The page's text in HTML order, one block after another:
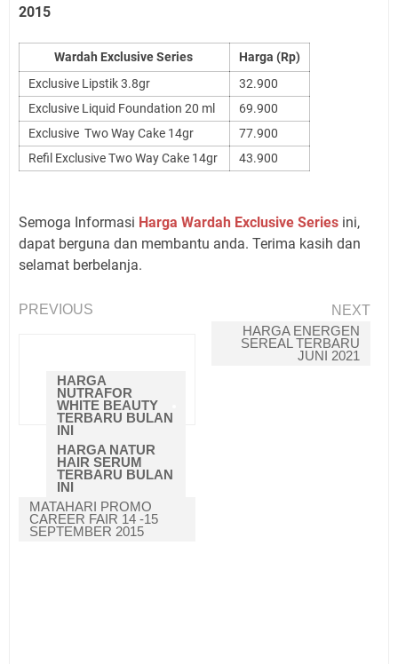
2015
Wardah Exclusive Series
Harga (Rp)
Exclusive Lipstik 3.8gr
32.900
Exclusive Liquid Foundation 20 ml
69.900
Exclusive Two Way Cake 14gr
77.900
Refil Exclusive Two Way Cake 14gr
43.900
Semoga Informasi Harga Wardah Exclusive Series ini,
dapat berguna dan membantu anda. Terima kasih dan
selamat berbelanja.
PREVIOUS
HARGA
NUTRAFOR
WHITE BEAUTY
TERBARU BULAN
INI
HARGA NATUR
HAIR SERUM
TERBARU BULAN
INI
MATAHARI PROMO
CAREER FAIR 14 -15
SEPTEMBER 2015
NEXT
HARGA ENERGEN
SEREAL TERBARU
JUNI 2021